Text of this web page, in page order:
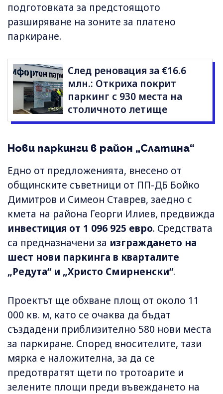
подготовката за предстоящото
разширяване на зоните за платено
паркиране.
След реновация за €16.6
млн.: Откриха покрит
паркинг с 930 места на
столичното летище
Нови паркинги в район „Слатина“
Едно от предложенията, внесено от
общинските съветници от ПП-ДБ Бойко
Димитров и Симеон Ставрев, заедно с
кмета на района Георги Илиев, предвижда
инвестиция от 1 096 925 евро. Средствата
са предназначени за изграждането на
шест нови паркинга в кварталите
„Редута“ и „Христо Смирненски“.
Проектът ще обхване площ от около 11
000 кв. м, като се очаква да бъдат
създадени приблизително 580 нови места
за паркиране. Според вносителите, тази
мярка е наложителна, за да се
предотвратят щети по тротоарите и
зелените площи преди въвеждането на